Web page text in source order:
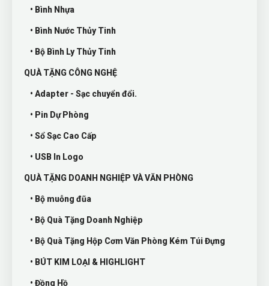
• Bình Nhựa
• Bình Nước Thủy Tinh
• Bộ Bình Ly Thủy Tinh
QUÀ TẶNG CÔNG NGHỆ
• Adapter - Sạc chuyển đổi.
• Pin Dự Phòng
• Sổ Sạc Cao Cấp
• USB In Logo
QUÀ TẶNG DOANH NGHIỆP VÀ VĂN PHÒNG
• Bộ muỗng đũa
• Bộ Quà Tặng Doanh Nghiệp
• Bộ Quà Tặng Hộp Cơm Văn Phòng Kém Túi Đựng
• BÚT KIM LOẠI & HIGHLIGHT
• Đồng Hồ